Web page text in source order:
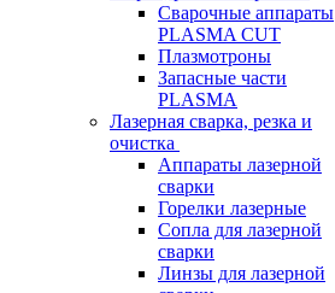
Сварочные аппараты
PLASMA CUT
Плазмотроны
Запасные части
PLASMA
Лазерная сварка, резка и
очистка
Аппараты лазерной
сварки
Горелки лазерные
Сопла для лазерной
сварки
Линзы для лазерной